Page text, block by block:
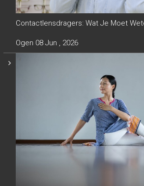
Contactlensdragers: Wat Je Moet
Ogen 08 Jun , 2026